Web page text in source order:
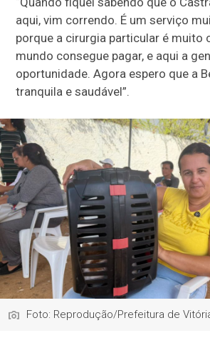
aqui, vim correndo. É um serviço
porque a cirurgia particular é muito
mundo consegue pagar, e aqui a
oportunidade. Agora espero que a
tranquila e saudável”.
Foto: Reprodução/Prefeitura de